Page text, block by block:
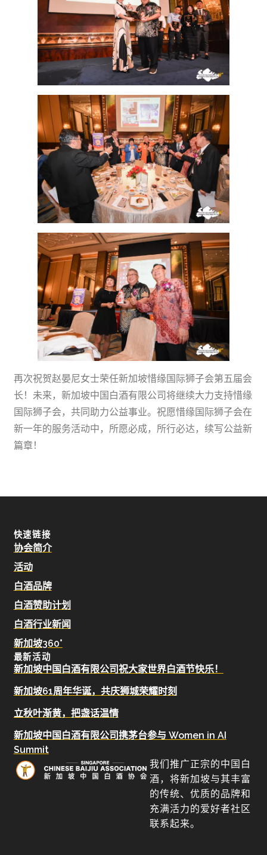
再次祝贺赵晏尼女士荣任新加坡惜缘国际狮子会第五届会
长！未来，新加坡中国白酒有限公司将继续大力支持惜缘
国际狮子会，共同助力公益事业。祝愿惜缘国际狮子会在
新一年的服务活动中，所愿必成，所行必达，续写公益新
篇章！
快速链接
协会简介
活动
白酒品牌
白酒赞助计划
白酒行业新闻
新加坡360°
最新活动
新加坡中国白酒有限公司祝大家世界白酒节快乐！
新加坡61周年华诞，共庆狮城荣耀时刻
立秋叶渐黄，把盏话温情
新加坡中国白酒有限公司携茅台参与 Women in AI
Summit
我们推广正宗的中国白
酒，将新加坡与其丰富
的传统、优质的品牌和
充满活力的爱好者社区
联系起来。